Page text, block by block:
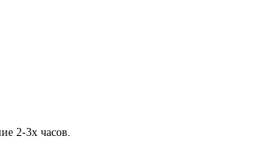
2-3х часов.